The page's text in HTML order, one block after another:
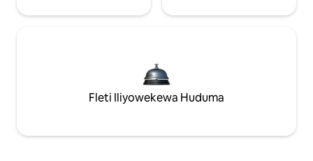
Fleti Iliyowekewa Huduma